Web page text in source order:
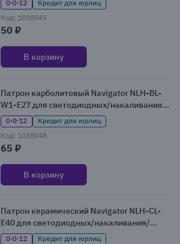
0·0·12
Кредит для юрлиц
Код: 1038045
50 ₽
В корзину
Патрон карболитовый Navigator NLH-BL-
W1-E27 для светодиодных/накаливания/
энергосберегающих ламп
0·0·12
Кредит для юрлиц
Код: 1038048
65 ₽
В корзину
Патрон керамический Navigator NLH-CL-
E40 для светодиодных/накаливания/
энергосберегающих ламп
0·0·12
Кредит для юрлиц